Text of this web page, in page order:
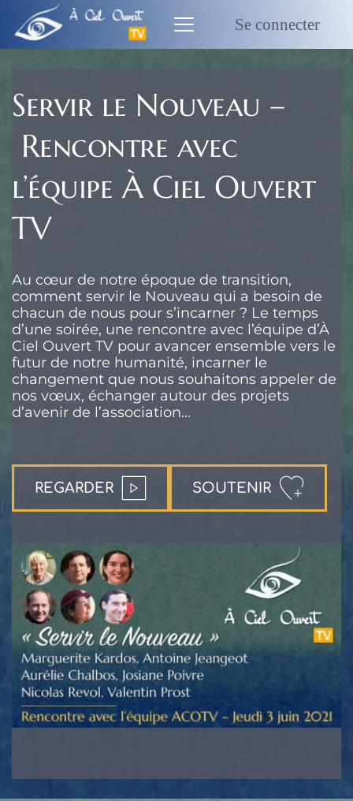
contenu
Se connecter
Servir le Nouveau –
Rencontre avec
l’équipe À Ciel Ouvert
TV
Au cœur de notre époque de transition,
comment servir le Nouveau qui a besoin de
chacun de nous pour s’incarner ? Le temps
d’une soirée, une rencontre avec l’équipe d’À
Ciel Ouvert TV pour avancer ensemble vers le
futur de notre humanité, incarner le
changement que nous souhaitons appeler de
nos vœux, échanger autour des projets
d’avenir de l’association...
REGARDER SOUTENIR